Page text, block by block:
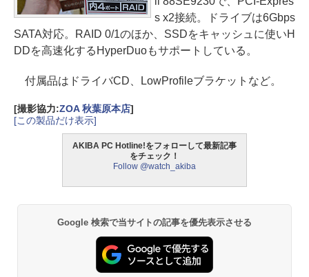
s x2接続。ドライブは6Gbps
SATA対応。RAID 0/1のほか、SSDをキャッシュに使いH
DDを高速化するHyperDuoもサポートしている。
付属品はドライバCD、LowProfileブラケットなど。
[撮影協力:ZOA 秋葉原本店]
[この製品だけ表示]
AKIBA PC Hotline!をフォローして最新記事
をチェック！
Follow @watch_akiba
Google 検索で当サイトの記事を優先表示させる